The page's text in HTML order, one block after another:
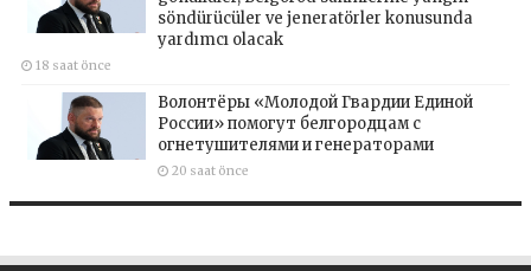
söndürücüler ve jeneratörler konusunda
yardımcı olacak
18 saat önce
Волонтёры «Молодой Гвардии Единой
России» помогут белгородцам с
огнетушителями и генераторами
20 saat önce